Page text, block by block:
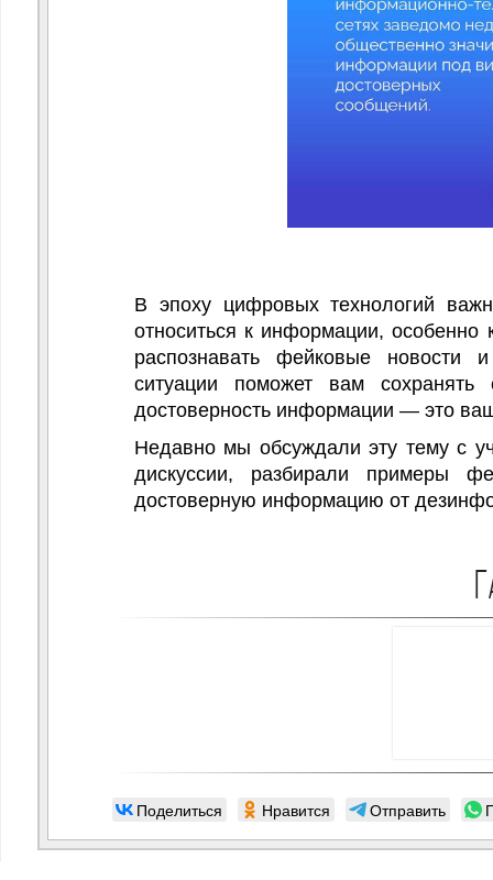
В эпоху цифровых технологий
относиться к информации, особенно
распознавать фейковые новости
ситуации поможет вам сохранять
достоверность информации — это
Недавно мы обсуждали эту тему с
дискуссии, разбирали примеры
достоверную информацию от
Поделиться Нравится Отправить